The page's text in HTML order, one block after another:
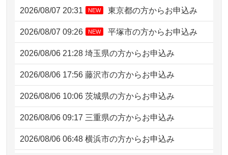
2026/08/07 20:31 NEW 東京都の方からお申込み
2026/08/07 09:26 NEW 平塚市の方からお申込み
2026/08/06 21:28 埼玉県の方からお申込み
2026/08/06 17:56 藤沢市の方からお申込み
2026/08/06 10:06 茨城県の方からお申込み
2026/08/06 09:17 三重県の方からお申込み
2026/08/06 06:48 横浜市の方からお申込み